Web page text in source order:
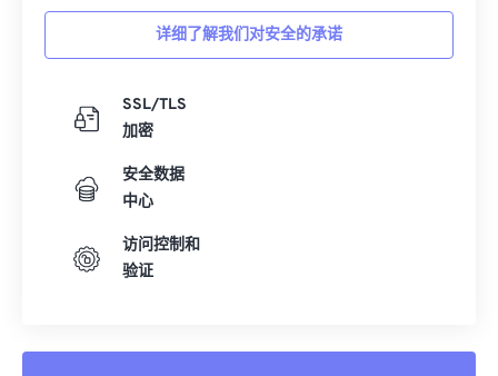
详细了解我们对安全的承诺
SSL/TLS
加密
安全数据
中心
访问控制和
验证